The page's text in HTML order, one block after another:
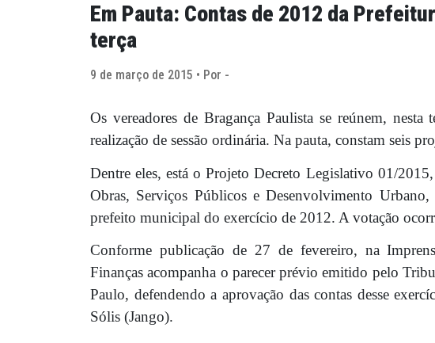
Em Pauta: Contas de 2012 da
terça
9 de março de 2015 • Por -
Os vereadores de Bragança Paulista se reúnem,
realização de sessão ordinária. Na pauta, constam seis
Dentre eles, está o Projeto Decreto Legislativo 01/
Obras, Serviços Públicos e Desenvolvimento
prefeito municipal do exercício de 2012. A votação
Conforme publicação de 27 de fevereiro, na
Finanças acompanha o parecer prévio emitido pelo
Paulo, defendendo a aprovação das contas desse
Sólis (Jango).